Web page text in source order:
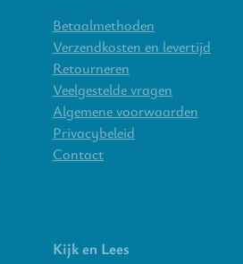
Betaalmethoden
Verzendkosten en levertijd
Retourneren
Veelgestelde vragen
Algemene voorwaarden
Privacybeleid
Contact
Kijk en Lees